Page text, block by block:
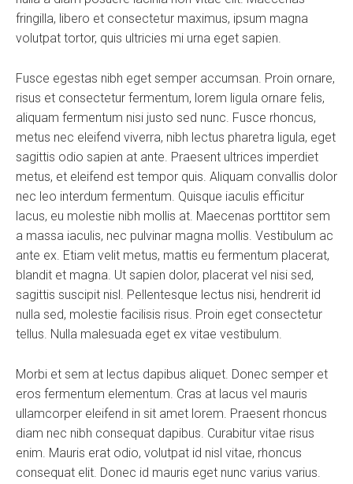
fringilla, libero et consectetur maximus, ipsum magna
volutpat tortor, quis ultricies mi urna eget sapien.
Fusce egestas nibh eget semper accumsan. Proin ornare,
risus et consectetur fermentum, lorem ligula ornare felis,
aliquam fermentum nisi justo sed nunc. Fusce rhoncus,
metus nec eleifend viverra, nibh lectus pharetra ligula, eget
sagittis odio sapien at ante. Praesent ultrices imperdiet
metus, et eleifend est tempor quis. Aliquam convallis dolor
nec leo interdum fermentum. Quisque iaculis efficitur
lacus, eu molestie nibh mollis at. Maecenas porttitor sem
a massa iaculis, nec pulvinar magna mollis. Vestibulum ac
ante ex. Etiam velit metus, mattis eu fermentum placerat,
blandit et magna. Ut sapien dolor, placerat vel nisi sed,
sagittis suscipit nisl. Pellentesque lectus nisi, hendrerit id
nulla sed, molestie facilisis risus. Proin eget consectetur
tellus. Nulla malesuada eget ex vitae vestibulum.
Morbi et sem at lectus dapibus aliquet. Donec semper et
eros fermentum elementum. Cras at lacus vel mauris
ullamcorper eleifend in sit amet lorem. Praesent rhoncus
diam nec nibh consequat dapibus. Curabitur vitae risus
enim. Mauris erat odio, volutpat id nisl vitae, rhoncus
consequat elit. Donec id mauris eget nunc varius varius.